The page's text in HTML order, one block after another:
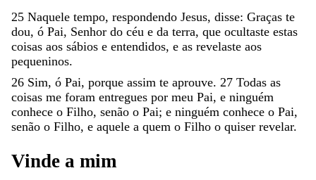
25 Naquele tempo, respondendo Jesus, disse: Graças te
dou, ó Pai, Senhor do céu e da terra, que ocultaste estas
coisas aos sábios e entendidos, e as revelaste aos
pequeninos.
26 Sim, ó Pai, porque assim te aprouve. 27 Todas as
coisas me foram entregues por meu Pai, e ninguém
conhece o Filho, senão o Pai; e ninguém conhece o Pai,
senão o Filho, e aquele a quem o Filho o quiser revelar.
Vinde a mim